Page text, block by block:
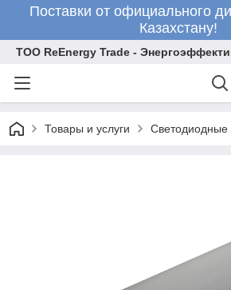
Поставки от официального
Казахстану!
ТОО ReEnergy Trade -
Товары и услуги Светодиодные